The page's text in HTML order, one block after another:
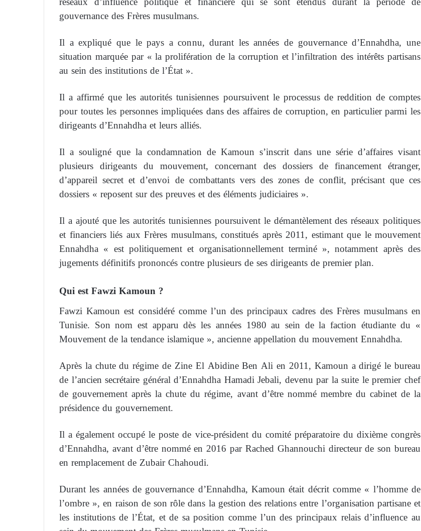
gouvernance des Frères musulmans.
Il a expliqué que le pays a connu, durant les années de gouvernance d’Ennahdha, une
situation marquée par « la prolifération de la corruption et l’infiltration des intérêts partisans
au sein des institutions de l’État ».
Il a affirmé que les autorités tunisiennes poursuivent le processus de reddition de comptes
pour toutes les personnes impliquées dans des affaires de corruption, en particulier parmi les
dirigeants d’Ennahdha et leurs alliés.
Il a souligné que la condamnation de Kamoun s’inscrit dans une série d’affaires visant
plusieurs dirigeants du mouvement, concernant des dossiers de financement étranger,
d’appareil secret et d’envoi de combattants vers des zones de conflit, précisant que ces
dossiers « reposent sur des preuves et des éléments judiciaires ».
Il a ajouté que les autorités tunisiennes poursuivent le démantèlement des réseaux politiques
et financiers liés aux Frères musulmans, constitués après 2011, estimant que le mouvement
Ennahdha « est politiquement et organisationnellement terminé », notamment après des
jugements définitifs prononcés contre plusieurs de ses dirigeants de premier plan.
Qui est Fawzi Kamoun ?
Fawzi Kamoun est considéré comme l’un des principaux cadres des Frères musulmans en
Tunisie. Son nom est apparu dès les années 1980 au sein de la faction étudiante du «
Mouvement de la tendance islamique », ancienne appellation du mouvement Ennahdha.
Après la chute du régime de Zine El Abidine Ben Ali en 2011, Kamoun a dirigé le bureau
de l’ancien secrétaire général d’Ennahdha Hamadi Jebali, devenu par la suite le premier chef
de gouvernement après la chute du régime, avant d’être nommé membre du cabinet de la
présidence du gouvernement.
Il a également occupé le poste de vice-président du comité préparatoire du dixième congrès
d’Ennahdha, avant d’être nommé en 2016 par Rached Ghannouchi directeur de son bureau
en remplacement de Zubair Chahoudi.
Durant les années de gouvernance d’Ennahdha, Kamoun était décrit comme « l’homme de
l’ombre », en raison de son rôle dans la gestion des relations entre l’organisation partisane et
les institutions de l’État, et de sa position comme l’un des principaux relais d’influence au